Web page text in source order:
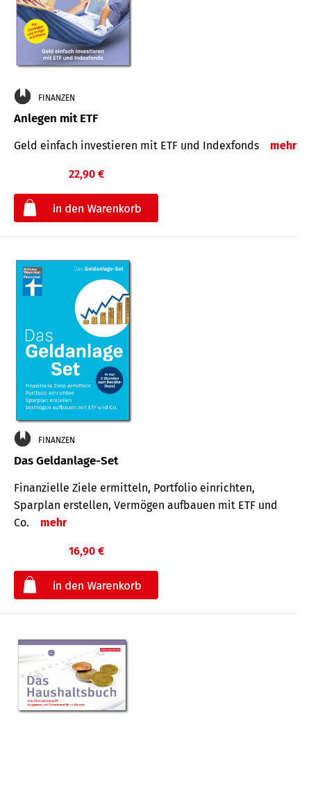
FINANZEN
Anlegen mit ETF
Geld einfach investieren mit ETF und Indexfonds mehr
22,90 €
FINANZEN
Das Geldanlage-Set
Finanzielle Ziele ermitteln, Portfolio einrichten,
Sparplan erstellen, Vermögen aufbauen mit ETF und
Co.
mehr
16,90 €